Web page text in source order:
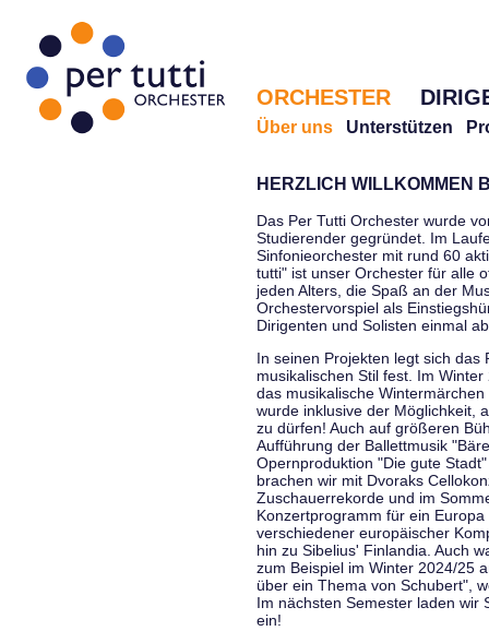
ORCHESTER
Über uns Unterstützen
HERZLICH WILLKOMMEN
Das Per Tutti Orchester wurde
Studierender gegründet. Im
Sinfonieorchester mit rund 60
tutti" ist unser Orchester für alle
jeden Alters, die Spaß an der
Orchestervorspiel als
Dirigenten und Solisten einmal
In seinen Projekten legt sich das
musikalischen Stil fest. Im
das musikalische
wurde inklusive der Möglichkeit,
zu dürfen! Auch auf größeren
Aufführung der Ballettmusik
Opernproduktion "Die gute
brachen wir mit Dvoraks
Zuschauerrekorde und im
Konzertprogramm für ein
verschiedener europäischer
hin zu Sibelius' Finlandia. Auch
zum Beispiel im Winter 2024/25
über ein Thema von Schubert",
Im nächsten Semester laden wir
ein!